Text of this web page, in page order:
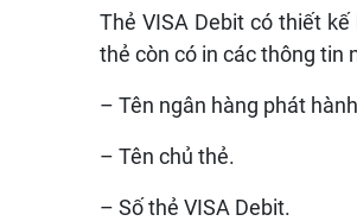
Thẻ VISA Debit có thiết
thẻ còn có in các thông tin
– Tên ngân hàng phát
– Tên chủ thẻ.
– Số thẻ VISA Debit.